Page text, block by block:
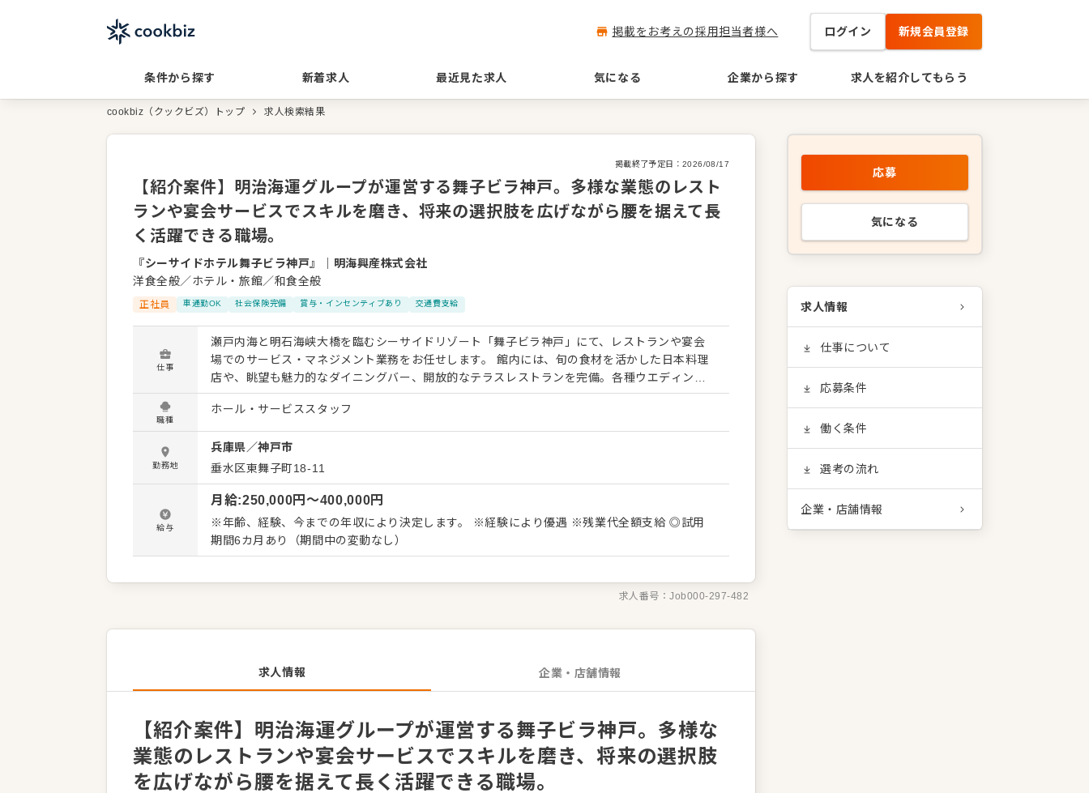
掲載をお考えの採用担当者様へ ログイン 新規会員登録
条件から探す 新着求人 最近見た求人 気になる 企業から探す 求人を紹介してもらう
cookbiz（クックビズ）トップ 求人検索結果
掲載終了予定日： 2026/08/17
【紹介案件】明治海運グループが運営する舞子ビラ神戸。多様な業態のレスト
ランや宴会サービスでスキルを磨き、将来の選択肢を広げながら腰を据えて長
く活躍できる職場。
『シーサイドホテル舞子ビラ神戸』
明海興産株式会社
洋食全般／ホテル・旅館／和食全般
正社員 車通勤OK 社会保険完備 賞与・インセンティブあり 交通費支給
仕事
瀬戸内海と明石海峡大橋を臨むシーサイドリゾート「舞子ビラ神戸」にて、レストランや宴会
場でのサービス・マネジメント業務をお任せします。 館内には、旬の食材を活かした日本料理
店や、眺望も魅力的なダイニングバー、開放的なテラスレストランを完備。各種ウエディング
からディナーショー、懇親会まで多彩な宴会も開催しており、シェフ達が創意工夫を凝らした
料理でお客様をお迎えしています。 具体的な業務は、ご来店されたお客様への接客対応や配膳
作業からスタート。経験に応じて売上・在庫の店舗管理、販売促進の企画、所属スタッフの育
成といった店舗運営全般に携わっていただきます。多様な業態を展開するホテルだからこそ、
飲食従事者として幅広いスキルを磨き、ステップアップを目指せる環境です。 ＜おすすめポイ
ント＞ 東証スタンダード上場企業である明治海運グループの一員として、安定した基盤のもと
で腰を据えて長く働ける環境です。ホテルや中国料理店、ゴルフ場など多角的な事業展開を行
っている組織のため、将来的なキャリアの選択肢も豊富に用意されています。培ってきた経験
を活かし、さらなる成長を遂げられます。
職種
ホール・サービススタッフ
勤務地
兵庫県／神戸市
垂水区東舞子町18-11
給与
月給:250,000円〜400,000円
※年齢、経験、今までの年収により決定します。 ※経験により優遇 ※残業代全額支給 ◎試用
期間6カ月あり（期間中の変動なし）
求人番号：Job000-297-482
求人情報 企業・店舗情報
【紹介案件】明治海運グループが運営する舞子ビラ神戸。多様な
業態のレストランや宴会サービスでスキルを磨き、将来の選択肢
を広げながら腰を据えて長く活躍できる職場。
応募
気になる
求人情報
仕事について
応募条件
働く条件
選考の流れ
企業・店舗情報